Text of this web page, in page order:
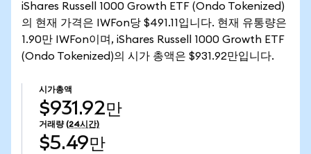
iShares Russell 1000 Growth ETF (Ondo Tokenized)
의 현재 가격은 IWFon당 $491.11입니다. 현재 유통량은
1.90만 IWFon이며, iShares Russell 1000 Growth ETF
(Ondo Tokenized)의 시가 총액은 $931.92만입니다.
시가총액
$931.92만
거래량 (24시간)
$5.49만